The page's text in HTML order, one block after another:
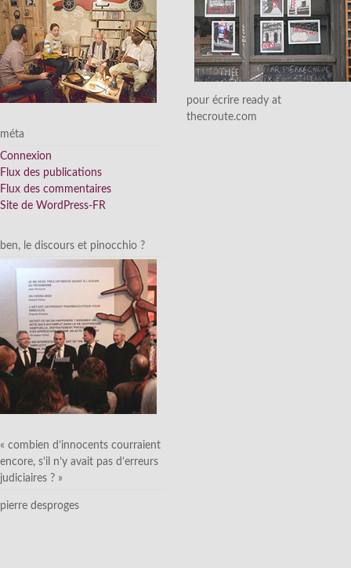
méta
Connexion
Flux des publications
Flux des commentaires
Site de WordPress-FR
ben, le discours et pinocchio ?
« combien d’innocents courraient
encore, s’il n’y avait pas d’erreurs
judiciaires ? »
pierre desproges
pour écrire ready at
thecroute.com